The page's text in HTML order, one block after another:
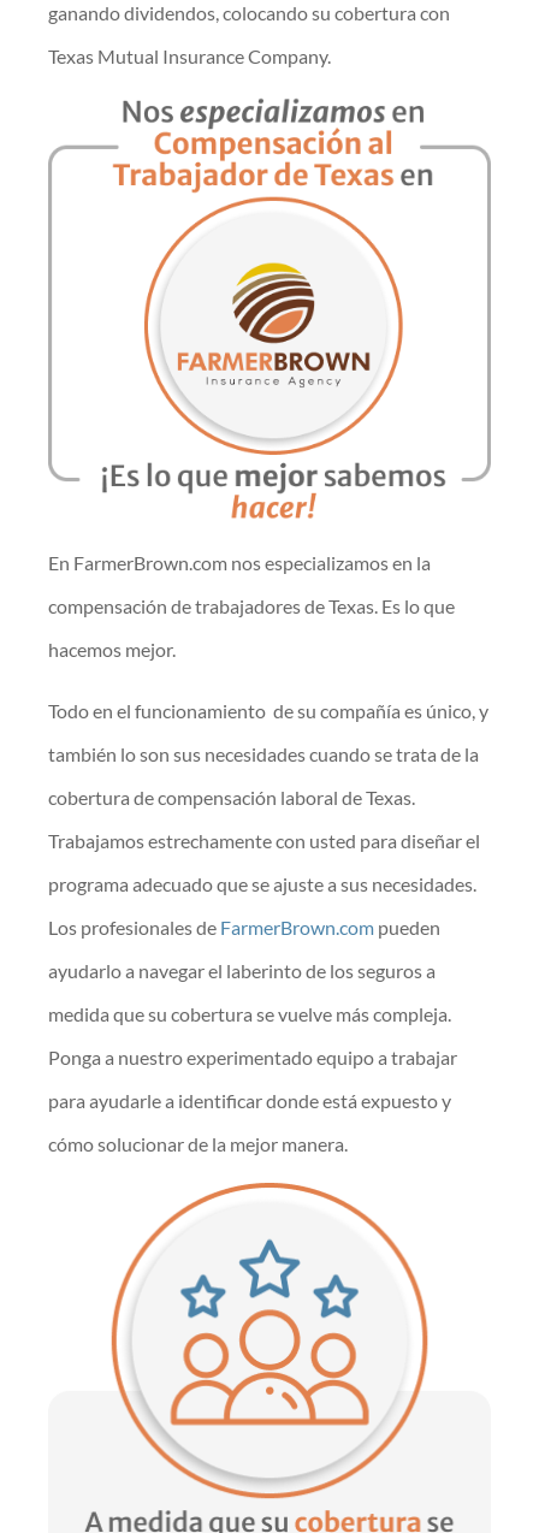
ganando dividendos, colocando su cobertura con
Texas Mutual Insurance Company.
En FarmerBrown.com nos especializamos en la
compensación de trabajadores de Texas. Es lo que
hacemos mejor.
Todo en el funcionamiento de su compañía es único, y
también lo son sus necesidades cuando se trata de la
cobertura de compensación laboral de Texas.
Trabajamos estrechamente con usted para diseñar el
programa adecuado que se ajuste a sus necesidades.
Los profesionales de FarmerBrown.com pueden
ayudarlo a navegar el laberinto de los seguros a
medida que su cobertura se vuelve más compleja.
Ponga a nuestro experimentado equipo a trabajar
para ayudarle a identificar donde está expuesto y
cómo solucionar de la mejor manera.